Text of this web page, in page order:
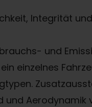
Integrität
und
einzelnes
und